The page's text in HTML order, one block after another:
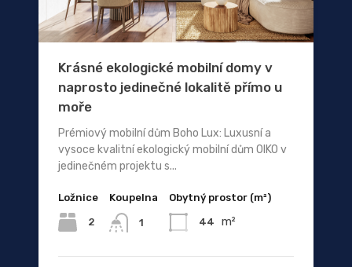
Krásné ekologické mobilní domy v
naprosto jedinečné lokalitě přímo u
moře
Prémiový mobilní dům Boho Lux: Luxusní a
vysoce kvalitní ekologický mobilní dům OIKO v
jedinečném projektu s...
Ložnice
2
Koupelna
1
Obytný prostor (m²)
44 m²